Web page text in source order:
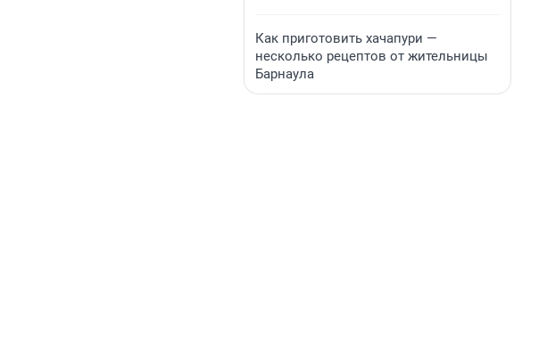
Как приготовить хачапури —
несколько рецептов от жительницы
Барнаула